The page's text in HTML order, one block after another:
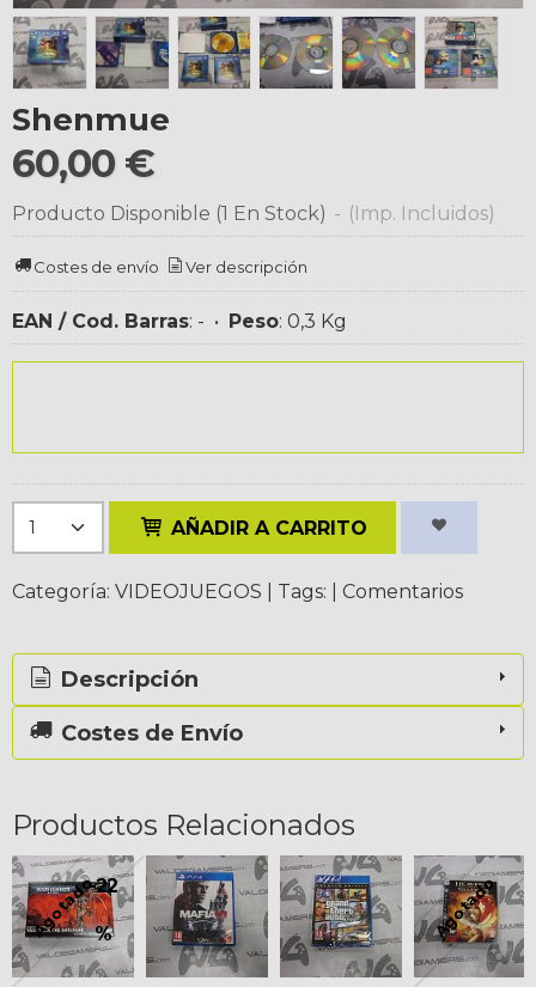
Shenmue
60,00 €
Producto Disponible (1 En Stock) - (Imp. Incluidos)
Costes de envío Ver descripción
EAN / Cod. Barras: - • Peso: 0,3 Kg
AÑADIR A CARRITO
Categoría: VIDEOJUEGOS Tags: Comentarios
Descripción
Costes de Envío
Productos Relacionados
Agotado-22
% Agotado